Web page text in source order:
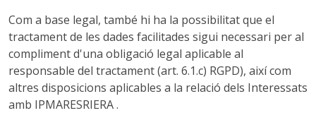
Com a base legal, també hi ha la possibilitat que el
tractament de les dades facilitades sigui necessari per al
compliment d'una obligació legal aplicable al
responsable del tractament (art. 6.1.c) RGPD), així com
altres disposicions aplicables a la relació dels Interessats
amb IPMARESRIERA .